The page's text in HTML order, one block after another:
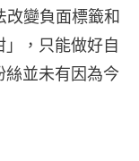
改變負面標籤和
，只能做好自
絲並未有因為今